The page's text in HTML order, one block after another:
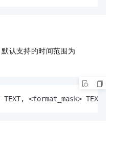
认支持的时间范围为
TEXT, <format_mask> TEXT)